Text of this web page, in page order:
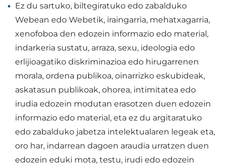
Ez du sartuko, biltegiratuko edo zabalduko
Webean edo Webetik, iraingarria, mehatxagarria,
xenofoboa den edozein informazio edo material,
indarkeria sustatu, arraza, sexu, ideologia edo
erlijioagatiko diskriminazioa edo hirugarrenen
morala, ordena publikoa, oinarrizko eskubideak,
askatasun publikoak, ohorea, intimitatea edo
irudia edozein modutan erasotzen duen edozein
informazio edo material, eta ez du argitaratuko
edo zabalduko jabetza intelektualaren legeak eta,
oro har, indarrean dagoen araudia urratzen duen
edozein eduki mota, testu, irudi edo edozein